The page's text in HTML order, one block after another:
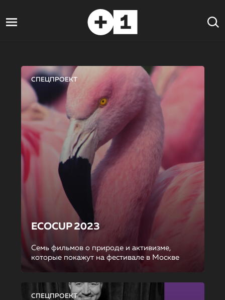
СПЕЦПРОЕКТ
ECOCUP 2023
Семь фильмов о природе и активизме,
которые покажут на фестивале в Москве
СПЕЦПРОЕКТ